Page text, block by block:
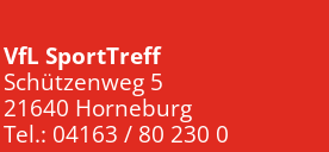
VfL SportTreff
Schützenweg 5
21640 Horneburg
Tel.: 04163 / 80 230 0